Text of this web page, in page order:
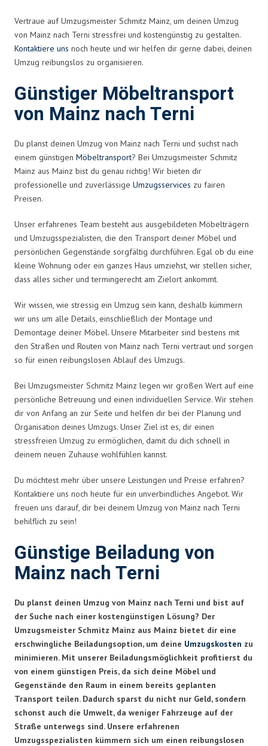
Vertraue auf Umzugsmeister Schmitz Mainz, um deinen Umzug
von Mainz nach Terni stressfrei und kostengünstig zu gestalten.
Kontaktiere uns noch heute und wir helfen dir gerne dabei, deinen
Umzug reibungslos zu organisieren.
Günstiger Möbeltransport
von Mainz nach Terni
Du planst deinen Umzug von Mainz nach Terni und suchst nach
einem günstigen Möbeltransport? Bei Umzugsmeister Schmitz
Mainz aus Mainz bist du genau richtig! Wir bieten dir
professionelle und zuverlässige Umzugsservices zu fairen
Preisen.
Unser erfahrenes Team besteht aus ausgebildeten Möbelträgern
und Umzugsspezialisten, die den Transport deiner Möbel und
persönlichen Gegenstände sorgfältig durchführen. Egal ob du eine
kleine Wohnung oder ein ganzes Haus umziehst, wir stellen sicher,
dass alles sicher und termingerecht am Zielort ankommt.
Wir wissen, wie stressig ein Umzug sein kann, deshalb kümmern
wir uns um alle Details, einschließlich der Montage und
Demontage deiner Möbel. Unsere Mitarbeiter sind bestens mit
den Straßen und Routen von Mainz nach Terni vertraut und sorgen
so für einen reibungslosen Ablauf des Umzugs.
Bei Umzugsmeister Schmitz Mainz legen wir großen Wert auf eine
persönliche Betreuung und einen individuellen Service. Wir stehen
dir von Anfang an zur Seite und helfen dir bei der Planung und
Organisation deines Umzugs. Unser Ziel ist es, dir einen
stressfreien Umzug zu ermöglichen, damit du dich schnell in
deinem neuen Zuhause wohlfühlen kannst.
Du möchtest mehr über unsere Leistungen und Preise erfahren?
Kontaktiere uns noch heute für ein unverbindliches Angebot. Wir
freuen uns darauf, dir bei deinem Umzug von Mainz nach Terni
behilflich zu sein!
Günstige Beiladung von
Mainz nach Terni
Du planst deinen Umzug von Mainz nach Terni und bist auf
der Suche nach einer kostengünstigen Lösung? Der
Umzugsmeister Schmitz Mainz aus Mainz bietet dir eine
erschwingliche Beiladungsoption, um deine Umzugskosten zu
minimieren. Mit unserer Beiladungsmöglichkeit profitierst du
von einem günstigen Preis, da sich deine Möbel und
Gegenstände den Raum in einem bereits geplanten
Transport teilen. Dadurch sparst du nicht nur Geld, sondern
schonst auch die Umwelt, da weniger Fahrzeuge auf der
Straße unterwegs sind. Unsere erfahrenen
Umzugsspezialisten kümmern sich um einen reibungslosen